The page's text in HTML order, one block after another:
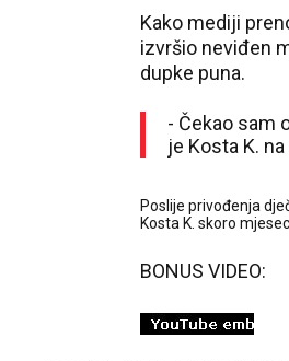
Kako mediji
izvršio neviđen
dupke puna.
- Čekao sam
je Kosta K.
Poslije privođenja
Kosta K. skoro
BONUS VIDEO: